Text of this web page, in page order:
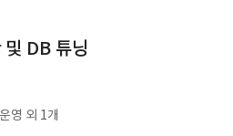
DB 튜닝
영 외 1개